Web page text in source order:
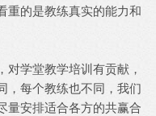
重的是教练真实的能力和
对学堂教学培训有贡献，
，每个教练也不同，我们
量安排适合各方的共赢合